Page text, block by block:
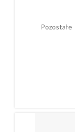
Pozostałe